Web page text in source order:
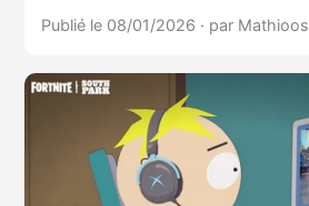
Publié le 08/01/2026 · par Mathioos